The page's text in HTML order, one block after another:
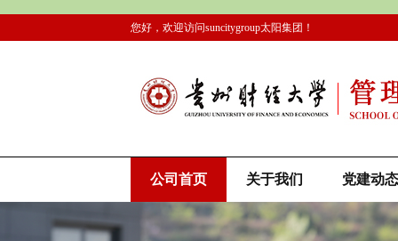
您好，欢迎访问suncitygroup太阳集团！
公司首页 关于我们 党建动态